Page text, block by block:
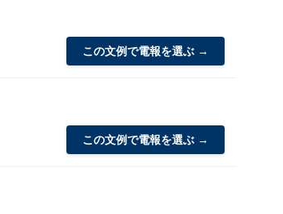
この文例で電報を選ぶ →
この文例で電報を選ぶ →